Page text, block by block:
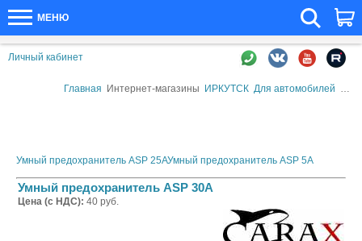
МЕНЮ
Личный кабинет
Главная Интернет-магазины ИРКУТСК Для автомобилей
Умный предохранитель ASP 25АУмный предохранитель ASP 5А
Умный предохранитель ASP 30А
Цена (с НДС): 40 руб.